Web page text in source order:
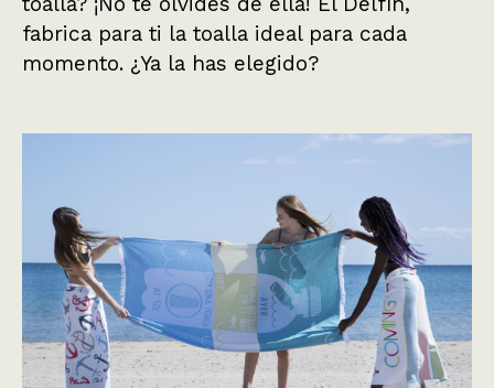
fabrica para ti la toalla ideal para cada
momento. ¿Ya la has elegido?